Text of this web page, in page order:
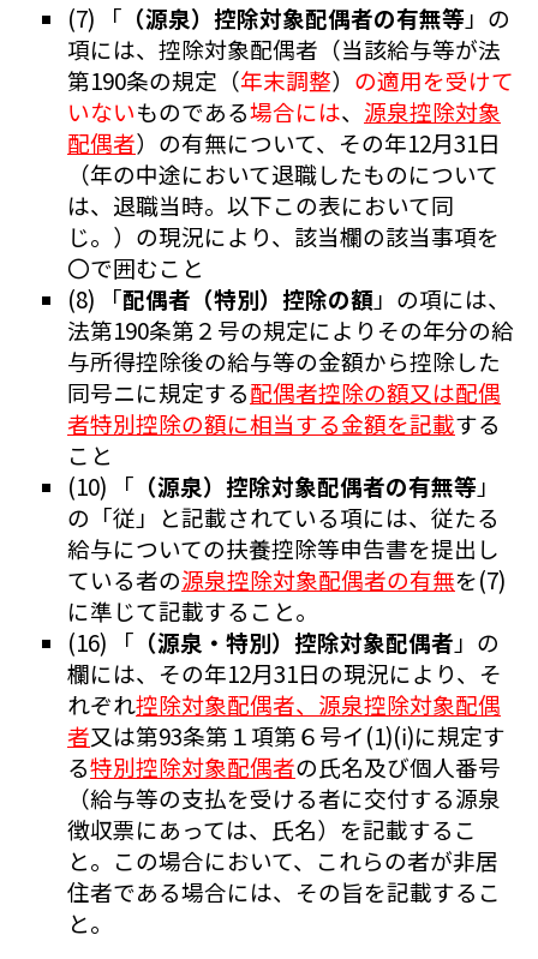
(7) 「 （源泉）控除対象配偶者の有無等」の
項には、控除対象配偶者（当該給与等が法
第190条の規定（年末調整） の適用を受けて
いないものである場合には、 源泉控除対象
配偶者）の有無について、その年12月31日
（年の中途において退職したものについて
は、退職当時。以下この表において同
じ。）の現況により、該当欄の該当事項を
〇で囲むこと
(8) 「配偶者（特別）控除の額 」の項には、
法第190条第２号の規定によりその年分の給
与所得控除後の給与等の金額から控除した
同号ニに規定する配偶者控除の額又は配偶
者特別控除の額に相当する金額を記載する
こと
(10) 「 （源泉）控除対象配偶者の有無等」
の「従」と記載されている項には、従たる
給与についての扶養控除等申告書を提出し
ている者の源泉控除対象配偶者の有無を(7)
に準じて記載すること。
(16) 「 （源泉・特別）控除対象配偶者 」の
欄には、その年12月31日の現況により、そ
れぞれ控除対象配偶者、源泉控除対象配偶
者又は第93条第１項第６号イ(1)(ⅰ)に規定す
る特別控除対象配偶者の氏名及び個人番号
（給与等の支払を受ける者に交付する源泉
徴収票にあっては、氏名）を記載するこ
と。この場合において、これらの者が非居
住者である場合には、その旨を記載するこ
と。